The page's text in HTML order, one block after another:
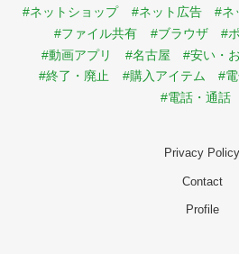
#ネットショップ
#ネット広告 #ネ
#ファイル共有
#ブラウザ #
#動画アプリ
#名古屋 #安い・
#終了・廃止
#購入アイテム
#
#電話・通話
Privacy Policy
Contact
Profile